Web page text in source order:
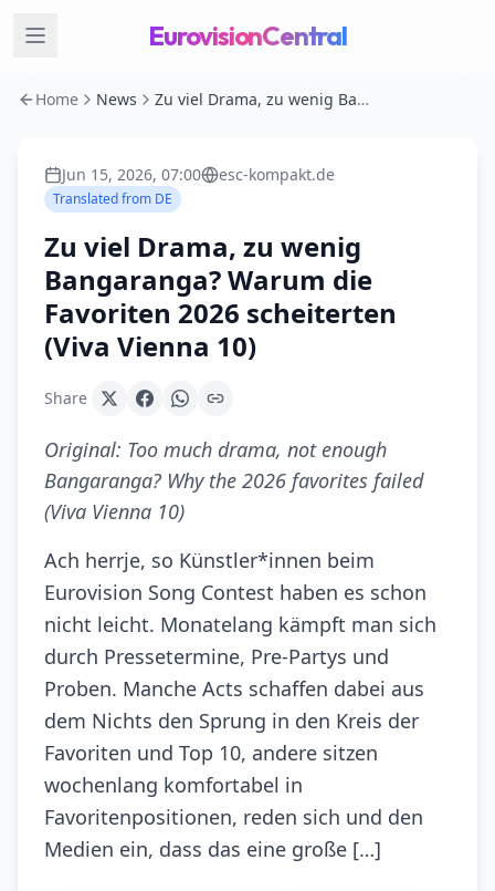
EurovisionCentral
Home News Zu viel Drama, zu wenig Bangaranga? Warum die Favoriten 2026 scheiterten (Viva Vienna 10)
Jun 15, 2026, 07:00 esc-kompakt.de
Translated from DE
Zu viel Drama, zu wenig
Bangaranga? Warum die
Favoriten 2026 scheiterten
(Viva Vienna 10)
Share
Original: Too much drama, not enough
Bangaranga? Why the 2026 favorites failed
(Viva Vienna 10)
Ach herrje, so Künstler*innen beim
Eurovision Song Contest haben es schon
nicht leicht. Monatelang kämpft man sich
durch Pressetermine, Pre-Partys und
Proben. Manche Acts schaffen dabei aus
dem Nichts den Sprung in den Kreis der
Favoriten und Top 10, andere sitzen
wochenlang komfortabel in
Favoritenpositionen, reden sich und den
Medien ein, dass das eine große […]